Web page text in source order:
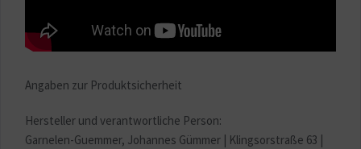
Angaben zur Produktsicherheit
Hersteller und verantwortliche Person:
Garnelen-Guemmer, Johannes Gümmer | Klingsorstraße 63 |